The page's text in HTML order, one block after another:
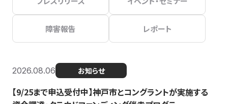
障害報告 レポート
2026.08.06 お知らせ
【9/25まで申込受付中】神戸市とコングラントが実施する